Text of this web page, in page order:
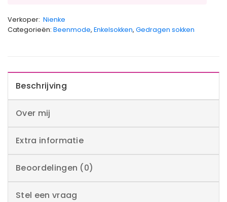
Verkoper: Nienke
Categorieën: Beenmode, Enkelsokken, Gedragen sokken
Beschrijving
Over mij
Extra informatie
Beoordelingen (0)
Stel een vraag